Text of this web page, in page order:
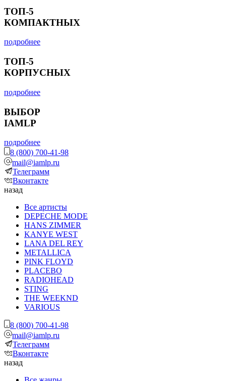
ТОП-5
КОМПАКТНЫХ
подробнее
ТОП-5
КОРПУСНЫХ
подробнее
ВЫБОР
IAMLP
подробнее
8 (800) 700-41-98
mail@iamlp.ru
Телеграмм
Вконтакте
назад
Все артисты
DEPECHE MODE
HANS ZIMMER
KANYE WEST
LANA DEL REY
METALLICA
PINK FLOYD
PLACEBO
RADIOHEAD
STING
THE WEEKND
VARIOUS
8 (800) 700-41-98
mail@iamlp.ru
Телеграмм
Вконтакте
назад